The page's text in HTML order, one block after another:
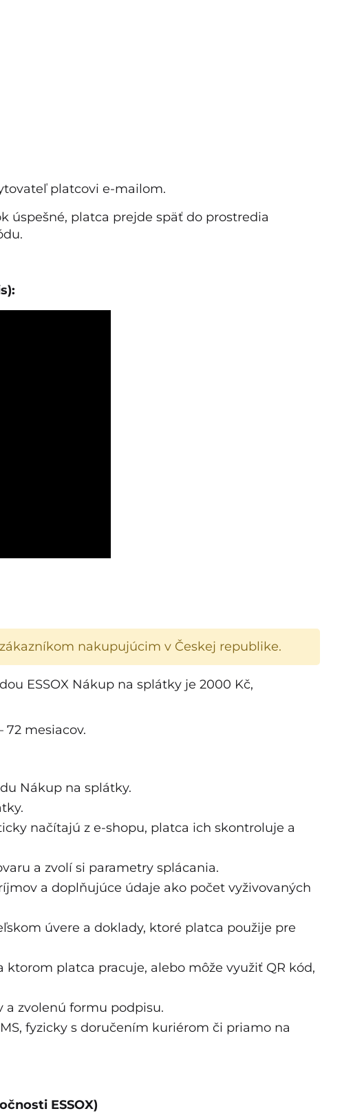
platcovi e-mailom.
úspešné, platca prejde späť do prostredia
nakupujúcim v Českej republike.
ESSOX Nákup na splátky je 2000 Kč,
72 mesiacov.
Nákup na splátky.
načítajú z e-shopu, platca ich skontroluje a
a zvolí si parametry splácania.
a doplňujúce údaje ako počet vyživovaných
úvere a doklady, ktoré platca použije pre
platca pracuje, alebo môže využiť QR kód,
zvolenú formu podpisu.
fyzicky s doručením kuriérom či priamo na
ESSOX)